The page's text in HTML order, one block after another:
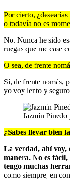
Por cierto,
o todavía no es
No. Nunca he sido
ruegas que me case
O sea, de frente
Sí, de frente nomás,
yo voy lento y
Jazmín
¿Sabes llevar bien
La verdad, ahí voy,
manera. No es
tengo muchas
como siempre, en